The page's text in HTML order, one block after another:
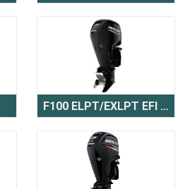
F100 ELPT/EXLPT EFI CT